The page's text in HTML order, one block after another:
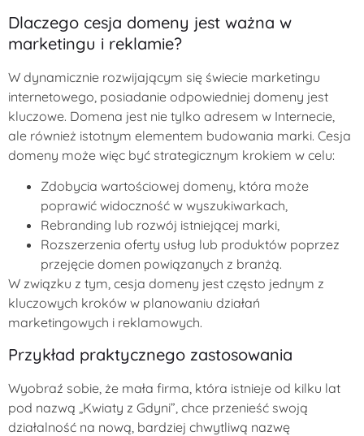
Dlaczego cesja domeny jest ważna w
marketingu i reklamie?
W dynamicznie rozwijającym się świecie marketingu
internetowego, posiadanie odpowiedniej domeny jest
kluczowe. Domena jest nie tylko adresem w Internecie,
ale również istotnym elementem budowania marki. Cesja
domeny może więc być strategicznym krokiem w celu:
Zdobycia wartościowej domeny, która może
poprawić widoczność w wyszukiwarkach,
Rebranding lub rozwój istniejącej marki,
Rozszerzenia oferty usług lub produktów poprzez
przejęcie domen powiązanych z branżą.
W związku z tym, cesja domeny jest często jednym z
kluczowych kroków w planowaniu działań
marketingowych i reklamowych.
Przykład praktycznego zastosowania
Wyobraź sobie, że mała firma, która istnieje od kilku lat
pod nazwą „Kwiaty z Gdyni”, chce przenieść swoją
działalność na nową, bardziej chwytliwą nazwę